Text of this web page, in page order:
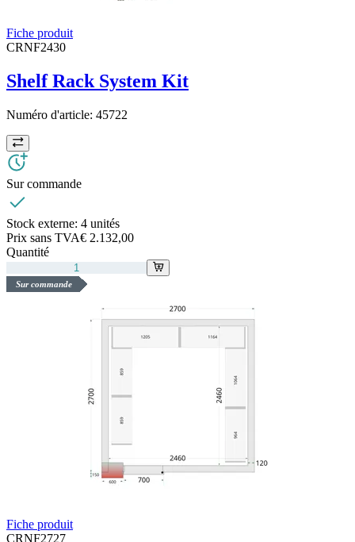
Fiche produit
CRNF2430
Shelf Rack System Kit
Numéro d'article: 45722
Sur commande
Stock externe: 4 unités
Prix sans TVA€ 2.132,00
Quantité
Sur commande
Fiche produit
CRNF2727